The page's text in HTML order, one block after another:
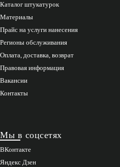
Каталог штукатурок
Материалы
Прайс на услуги нанесения
Регионы обслуживания
Оплата, доставка, возврат
Правовая информация
Вакансии
Контакты
Мы в соцсетях
ВКонтакте
Яндекс Дзен